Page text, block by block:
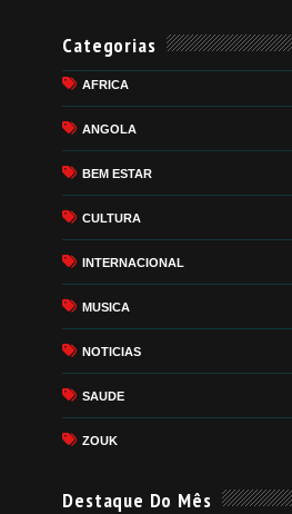
Categorias
AFRICA
ANGOLA
BEM ESTAR
CULTURA
INTERNACIONAL
MUSICA
NOTICIAS
SAUDE
ZOUK
Destaque Do Mês